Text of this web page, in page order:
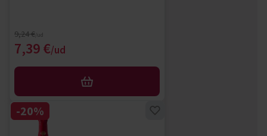
Special Price
7,39 €
Regular Price
9,24 €
AFEGIR
-20%